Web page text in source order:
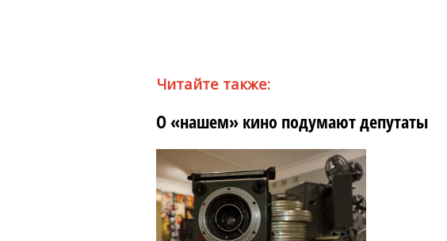
Читайте также:
О «нашем» кино подумают депутаты